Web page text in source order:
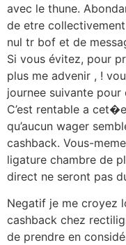
avec le thune.
de etre
nul tr bof et de
Si vous évitez, pour
plus me advenir , !
journee suivante
C’est rentable a
qu’aucun wager
cashback. Vous-
ligature chambre de
direct ne seront pas
Negatif je me croyez
cashback chez
de prendre en